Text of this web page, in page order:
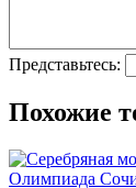
Представьтесь:
Похожие